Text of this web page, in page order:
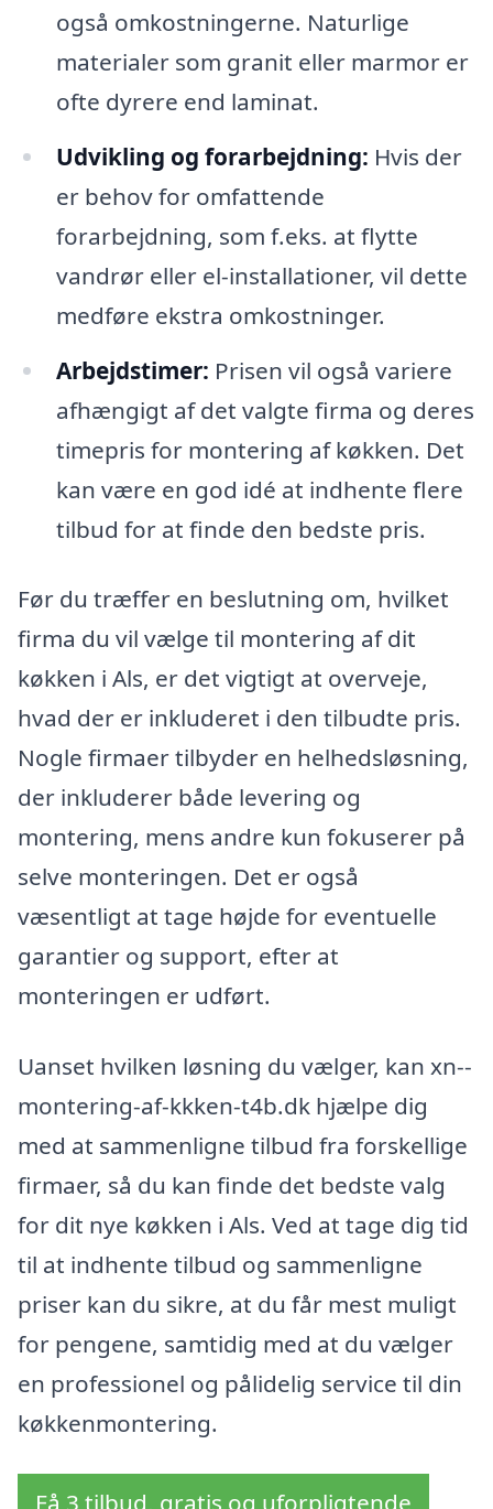
også omkostningerne. Naturlige
materialer som granit eller marmor er
ofte dyrere end laminat.
Udvikling og forarbejdning: Hvis der
er behov for omfattende
forarbejdning, som f.eks. at flytte
vandrør eller el-installationer, vil dette
medføre ekstra omkostninger.
Arbejdstimer: Prisen vil også variere
afhængigt af det valgte firma og deres
timepris for montering af køkken. Det
kan være en god idé at indhente flere
tilbud for at finde den bedste pris.
Før du træffer en beslutning om, hvilket
firma du vil vælge til montering af dit
køkken i Als, er det vigtigt at overveje,
hvad der er inkluderet i den tilbudte pris.
Nogle firmaer tilbyder en helhedsløsning,
der inkluderer både levering og
montering, mens andre kun fokuserer på
selve monteringen. Det er også
væsentligt at tage højde for eventuelle
garantier og support, efter at
monteringen er udført.
Uanset hvilken løsning du vælger, kan xn--
montering-af-kkken-t4b.dk hjælpe dig
med at sammenligne tilbud fra forskellige
firmaer, så du kan finde det bedste valg
for dit nye køkken i Als. Ved at tage dig tid
til at indhente tilbud og sammenligne
priser kan du sikre, at du får mest muligt
for pengene, samtidig med at du vælger
en professionel og pålidelig service til din
køkkenmontering.
Få 3 tilbud, gratis og uforpligtende